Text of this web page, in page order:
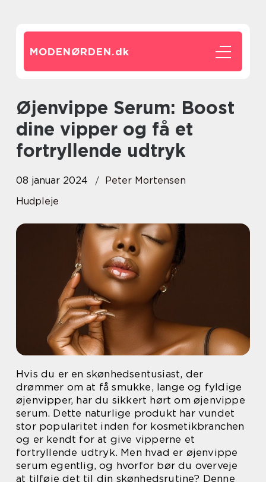
MODENØRDEN.dk
Øjenvippe Serum: Boost
dine vipper og få et
fortryllende udtryk
08 januar 2024
Peter Mortensen
Hudpleje
Hvis du er en skønhedsentusiast, der
drømmer om at få smukke, lange og fyldige
øjenvipper, har du sikkert hørt om øjenvippe
serum. Dette naturlige produkt har vundet
stor popularitet inden for kosmetikbranchen
og er kendt for at give vipperne et
fortryllende udtryk. Men hvad er øjenvippe
serum egentlig, og hvorfor bør du overveje
at tilføje det til din skønhedsrutine? Denne